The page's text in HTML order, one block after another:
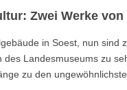
Zwei Werke
in Soest, nun sind
Landesmuseums zu
zu den